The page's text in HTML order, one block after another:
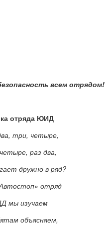
всем отрядом!
отряда ЮИД
три, четыре,
раз два,
дружно в ряд?
отряд
мы изучаем
объясняем,